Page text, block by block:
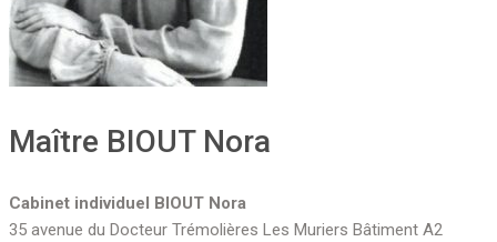
Maître BIOUT Nora
Cabinet individuel BIOUT Nora
35 avenue du Docteur Trémolières Les Muriers Bâtiment A2